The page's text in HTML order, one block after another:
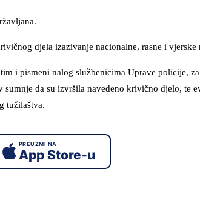
djela izazivanje nacionalne, rasne i vjerske
i pismeni nalog službenicima Uprave policije,
da su izvršila navedeno krivično djelo, te
tužilaštva.
PREUZMI NA
App Store-u